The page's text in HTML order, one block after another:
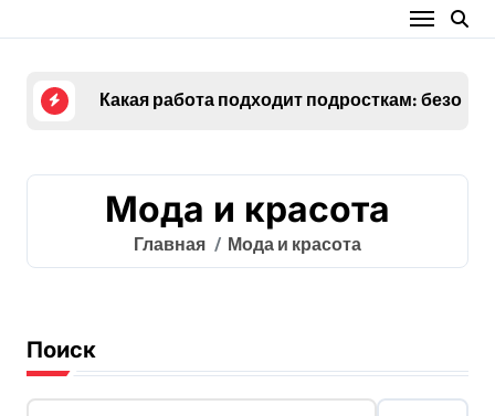
к
Какая работа подходит подросткам:
Мода и красота
Главная Мода и красота
Поиск